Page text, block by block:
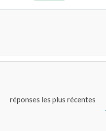
réponses les plus récentes